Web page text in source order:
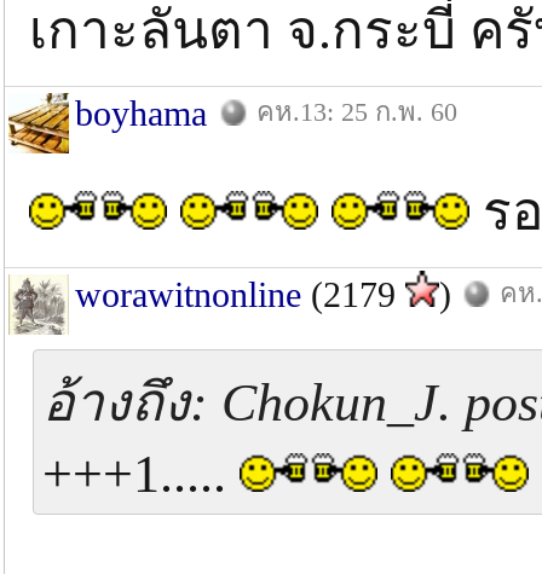
เกาะลันตา จ.กระบี่ ค
boyhama คห.13: 25 ก.พ. 60
ร
worawitnonline (2179 ) คห
อ้างถึง: Chokun_J.
+++1.....